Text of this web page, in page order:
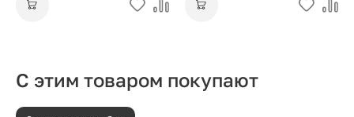
С этим товаром покупают